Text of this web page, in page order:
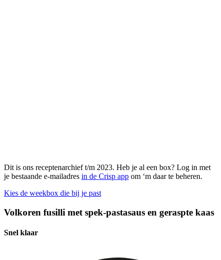
Dit is ons receptenarchief t/m 2023. Heb je al een box? Log in met
je bestaande e-mailadres in de Crisp app om ‘m daar te beheren.
Kies de weekbox die bij je past
Volkoren fusilli met spek-pastasaus en geraspte kaas
Snel klaar